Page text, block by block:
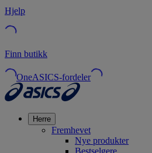
Hjelp
Finn butikk
OneASICS-fordeler
Herre
Fremhevet
Nye produkter
Bestselgere